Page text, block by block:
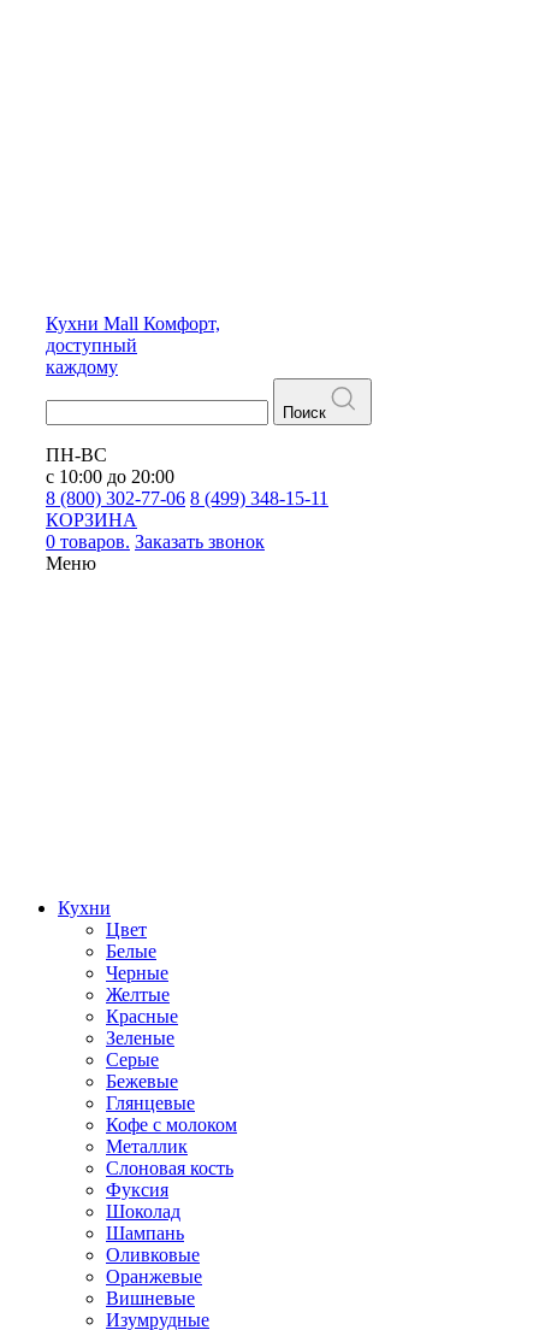
Кухни Mall Комфорт,
доступный
каждому
Поиск
ПН-ВС
с 10:00 до 20:00
8 (800) 302-77-06 8 (499) 348-15-11
КОРЗИНА
0 товаров. Заказать звонок
Меню
Кухни
Цвет
Белые
Черные
Желтые
Красные
Зеленые
Серые
Бежевые
Глянцевые
Кофе с молоком
Металлик
Слоновая кость
Фуксия
Шоколад
Шампань
Оливковые
Оранжевые
Вишневые
Изумрудные